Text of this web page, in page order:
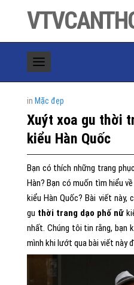
in Mặc đẹp
Xuýt xoa gu thời
kiểu Hàn Quốc
Bạn có thích những trang
Hàn? Bạn có muốn tìm hiểu
kiểu Hàn Quốc? Bài viết
gu thời trang dạo phố nữ
nhất. Chúng tôi tin rằng, bạn
mình khi lướt qua bài viết này